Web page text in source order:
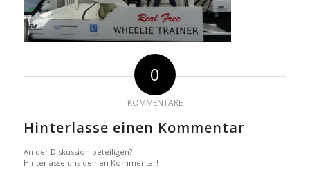
0
KOMMENTARE
Hinterlasse einen Kommentar
An der Diskussion beteiligen?
Hinterlasse uns deinen Kommentar!